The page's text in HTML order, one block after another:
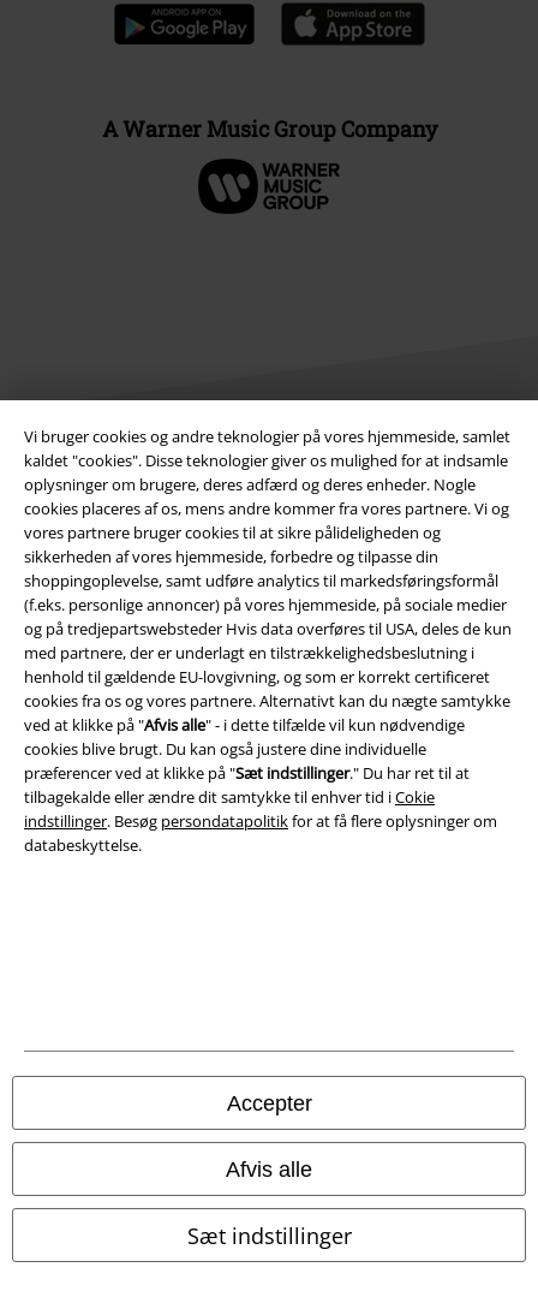
Vi bruger cookies og andre teknologier på vores hjemmeside, samlet
kaldet "cookies". Disse teknologier giver os mulighed for at indsamle
oplysninger om brugere, deres adfærd og deres enheder. Nogle
cookies placeres af os, mens andre kommer fra vores partnere. Vi og
vores partnere bruger cookies til at sikre pålideligheden og
sikkerheden af ​​vores hjemmeside, forbedre og tilpasse din
shoppingoplevelse, samt udføre analytics til markedsføringsformål
(f.eks. personlige annoncer) på vores hjemmeside, på sociale medier
og på tredjepartswebsteder Hvis data overføres til USA, deles de kun
med partnere, der er underlagt en tilstrækkelighedsbeslutning i
henhold til gældende EU-lovgivning, og som er korrekt certificeret
cookies fra os og vores partnere. Alternativt kan du nægte samtykke
ved at klikke på "Afvis alle" - i dette tilfælde vil kun nødvendige
cookies blive brugt. Du kan også justere dine individuelle
præferencer ved at klikke på "Sæt indstillinger." Du har ret til at
tilbagekalde eller ændre dit samtykke til enhver tid iCokie
indstillinger. Besøg persondatapolitikfor at få flere oplysninger om
databeskyttelse.
Accepter
Afvis alle
Sæt indstillinger
A Warner Music Group Company
Juridisk
Salgs-, medlems- & leveringsbetingelser
Om EMP Danmark
Persondatapolitik
Bortskaffelse af affald og miljøbeskyttelse
Overensstemmelseserklæring
Oplysninger om tilgængelighed
Cokie indstillinger
EMP Webshops
EMP International